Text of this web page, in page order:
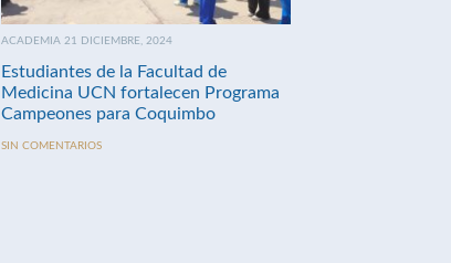
ACADEMIA 21 DICIEMBRE, 2024
Estudiantes de la Facultad de
Medicina UCN fortalecen Programa
Campeones para Coquimbo
SIN COMENTARIOS